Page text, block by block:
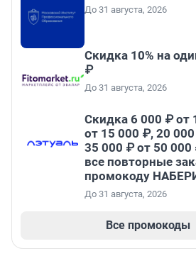
До 31 августа, 2026
Скидка 10% на
₽
До 31 августа, 2026
Скидка 6 000 ₽ от
от 15 000 ₽, 20
35 000 ₽ от 50
все повторные
промокоду
До 31 августа, 2026
Все промокоды